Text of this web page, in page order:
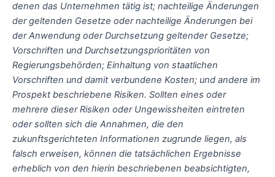
denen das Unternehmen tätig ist; nachteilige Änderungen
der geltenden Gesetze oder nachteilige Änderungen bei
der Anwendung oder Durchsetzung geltender Gesetze;
Vorschriften und Durchsetzungsprioritäten von
Regierungsbehörden; Einhaltung von staatlichen
Vorschriften und damit verbundene Kosten; und andere im
Prospekt beschriebene Risiken. Sollten eines oder
mehrere dieser Risiken oder Ungewissheiten eintreten
oder sollten sich die Annahmen, die den
zukunftsgerichteten Informationen zugrunde liegen, als
falsch erweisen, können die tatsächlichen Ergebnisse
erheblich von den hierin beschriebenen beabsichtigten,